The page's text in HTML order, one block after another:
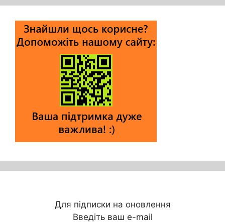
Для підписки на оновлення
Введіть ваш e-mail